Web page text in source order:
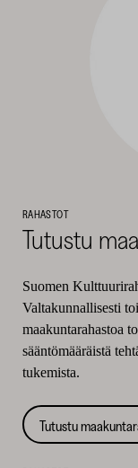
RAHASTOT
Tutustu
Suomen
Valtakunnallisesti
maakuntarahastoa
sääntömääräistä
tukemista.
Tutustu